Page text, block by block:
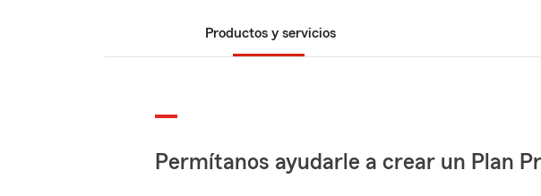
Productos y servicios
Permítanos ayudarle a crear un Plan